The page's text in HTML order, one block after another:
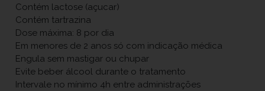
Contém lactose (açucar)
Contém tartrazina
Dose máxima: 8 por dia
Em menores de 2 anos só com indicação médica
Engula sem mastigar ou chupar
Evite beber álcool durante o tratamento
Intervale no mínimo 4h entre administrações